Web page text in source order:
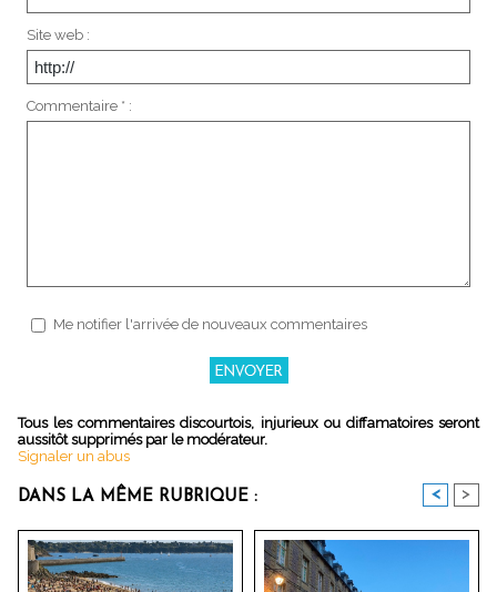
Site web :
Commentaire * :
Me notifier l'arrivée de nouveaux commentaires
Tous les commentaires discourtois, injurieux ou diffamatoires seront
aussitôt supprimés par le modérateur.
Signaler un abus
DANS LA MÊME RUBRIQUE : < >